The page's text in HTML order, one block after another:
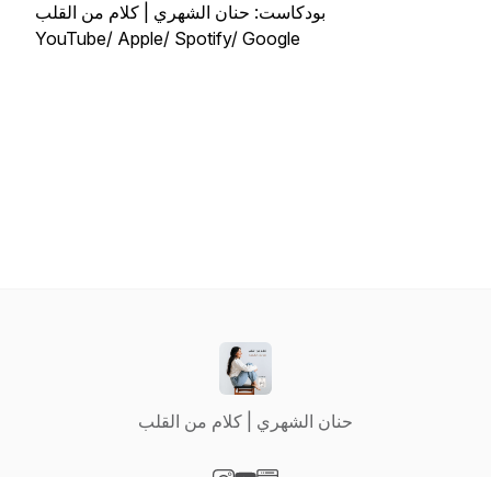
YouTube/ Apple/ Spotify/ Google
حنان الشهري | كلام من القلب